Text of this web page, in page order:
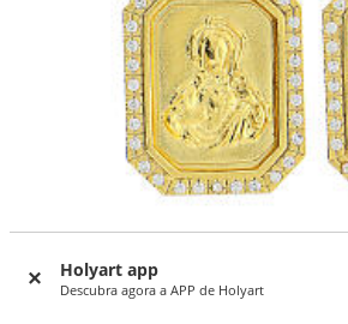
Holyart app
Descubra agora a APP de Holyart
Scapulário prata 925 cor de ouro